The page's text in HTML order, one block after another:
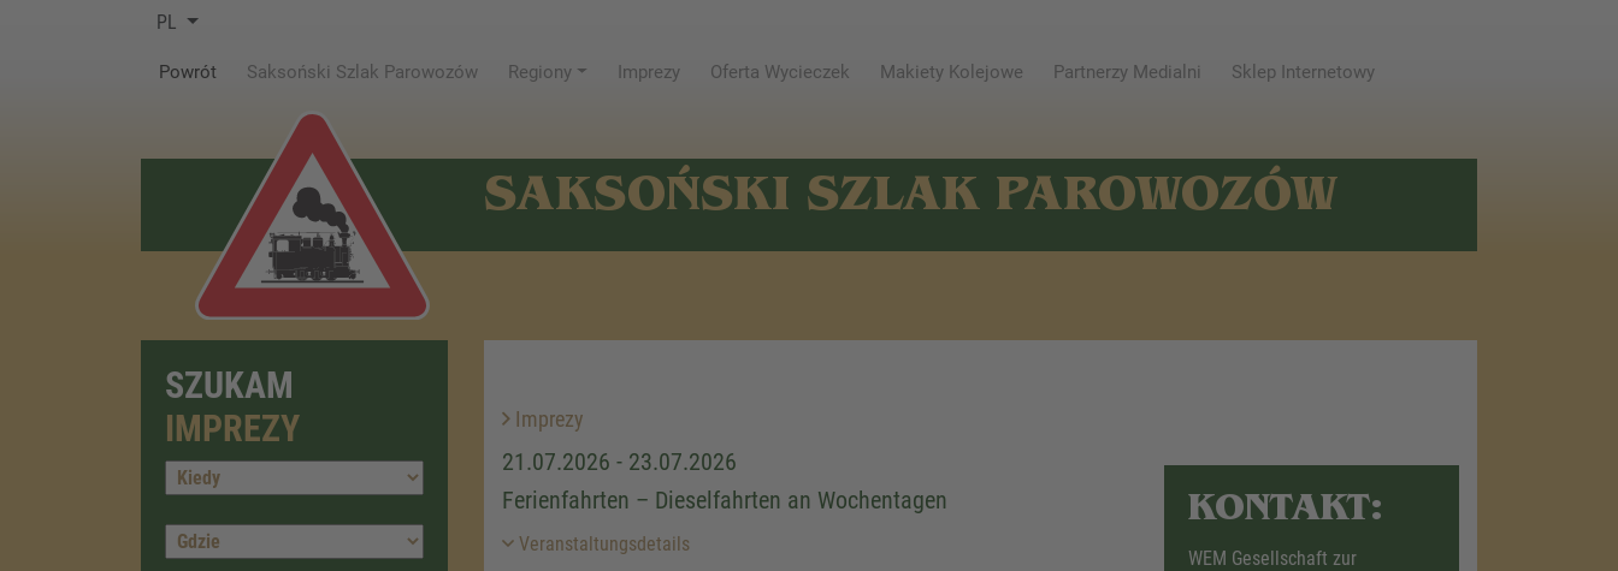
PL
Powrót (current)
Saksoński Szlak Parowozów Regiony Imprezy Oferta Wycieczek Makiety Kolejowe Partnerzy Medialni Sklep Internetowy
SAKSOŃSKI SZLAK PAROWOZÓW
SZUKAM
IMPREZY
Imprezy
21.07.2026 - 23.07.2026
Ferienfahrten – Dieselfahrten an Wochentagen
Veranstaltungsdetails
KONTAKT:
WEM Gesellschaft zur